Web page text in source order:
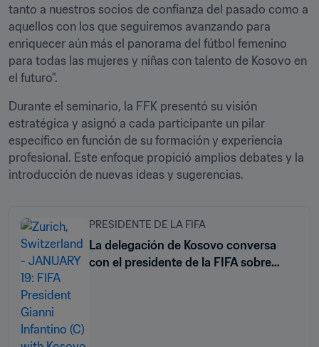
tanto a nuestros socios de confianza del pasado como a
aquellos con los que seguiremos avanzando para
enriquecer aún más el panorama del fútbol femenino
para todas las mujeres y niñas con talento de Kosovo en
el futuro".
Durante el seminario, la FFK presentó su visión
estratégica y asignó a cada participante un pilar
específico en función de su formación y experiencia
profesional. Este enfoque propició amplios debates y la
introducción de nuevas ideas y sugerencias.
PRESIDENTE DE LA FIFA
La delegación de Kosovo conversa
con el presidente de la FIFA sobre